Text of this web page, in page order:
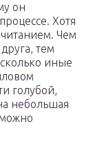
он
Хотя
Чем
тем
иные
голубой,
небольшая